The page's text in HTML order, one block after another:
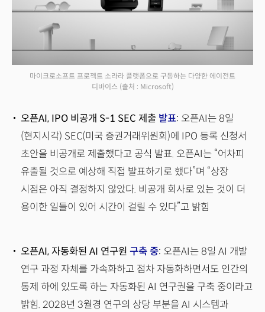
마이크로소프트 프로젝트 소라라 플랫폼으로 구동하는 다양한 에이전트
디바이스 (출처 : Microsoft)
오픈AI, IPO 비공개 S-1 SEC 제출 발표: 오픈AI는 8일
(현지시각) SEC(미국 증권거래위원회)에 IPO 등록 신청서
초안을 비공개로 제출했다고 공식 발표. 오픈AI는 “어차피
유출될 것으로 예상해 직접 발표하기로 했다”며 “상장
시점은 아직 결정하지 않았다. 비공개 회사로 있는 것이 더
용이한 일들이 있어 시간이 걸릴 수 있다”고 밝힘
오픈AI, 자동화된 AI 연구원 구축 중: 오픈AI는 8일 AI 개발
연구 과정 자체를 가속화하고 점차 자동화하면서도 인간의
통제 하에 있도록 하는 자동화된 AI 연구권을 구축 중이라고
밝힘. 2028년 3월경 연구의 상당 부분을 AI 시스템과